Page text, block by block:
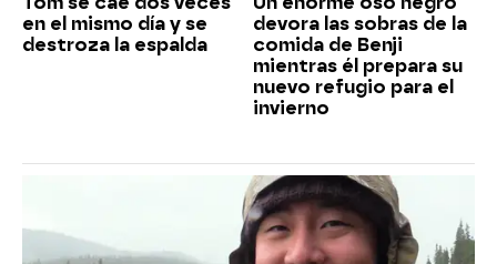
en el mismo día y se
destroza la espalda
devora las sobras de la
comida de Benji
mientras él prepara su
nuevo refugio para el
invierno